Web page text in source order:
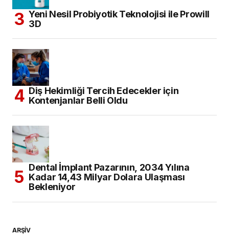
Yeni Nesil Probiyotik Teknolojisi ile Prowill
3D
Diş Hekimliği Tercih Edecekler için
Kontenjanlar Belli Oldu
Dental İmplant Pazarının, 2034 Yılına
Kadar 14,43 Milyar Dolara Ulaşması
Bekleniyor
ARŞİV